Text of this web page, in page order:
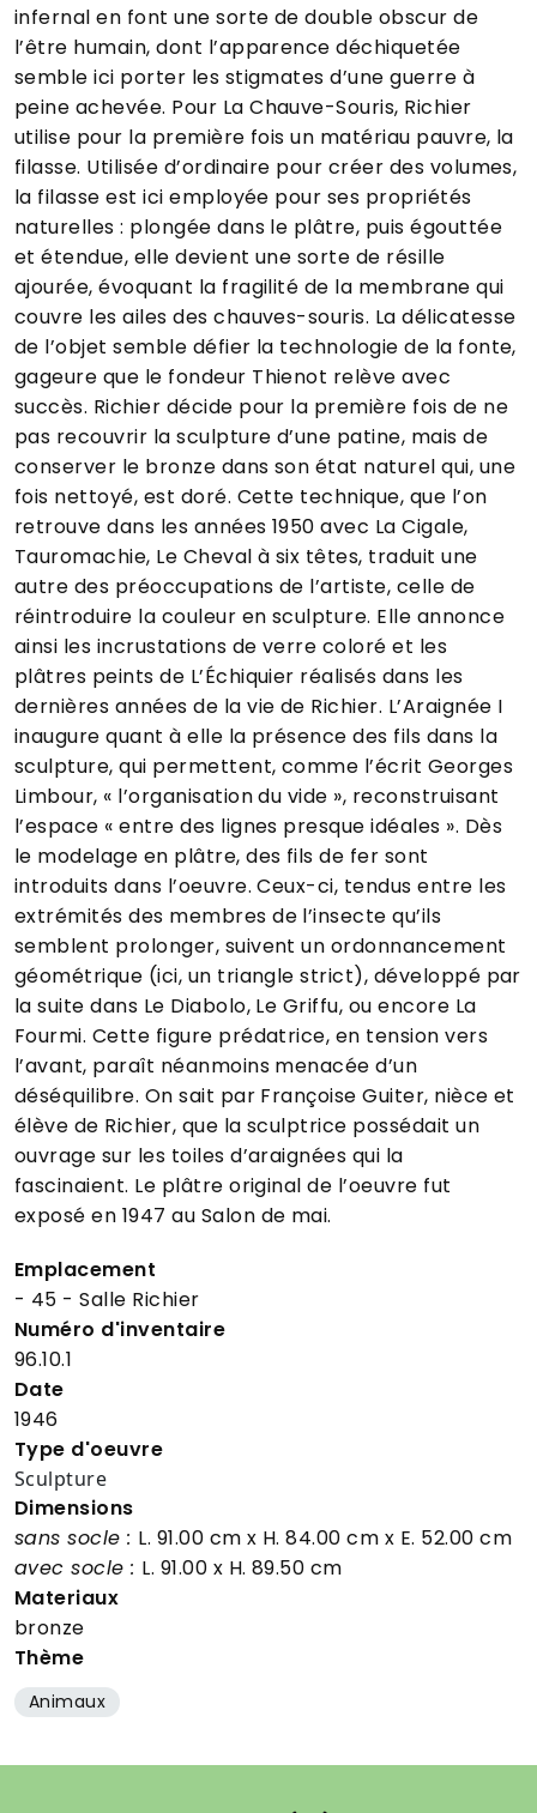
infernal en font une sorte de double obscur de
l’être humain, dont l’apparence déchiquetée
semble ici porter les stigmates d’une guerre à
peine achevée. Pour La Chauve-Souris, Richier
utilise pour la première fois un matériau pauvre, la
filasse. Utilisée d’ordinaire pour créer des volumes,
la filasse est ici employée pour ses propriétés
naturelles : plongée dans le plâtre, puis égouttée
et étendue, elle devient une sorte de résille
ajourée, évoquant la fragilité de la membrane qui
couvre les ailes des chauves-souris. La délicatesse
de l’objet semble défier la technologie de la fonte,
gageure que le fondeur Thienot relève avec
succès. Richier décide pour la première fois de ne
pas recouvrir la sculpture d’une patine, mais de
conserver le bronze dans son état naturel qui, une
fois nettoyé, est doré. Cette technique, que l’on
retrouve dans les années 1950 avec La Cigale,
Tauromachie, Le Cheval à six têtes, traduit une
autre des préoccupations de l’artiste, celle de
réintroduire la couleur en sculpture. Elle annonce
ainsi les incrustations de verre coloré et les
plâtres peints de L’Échiquier réalisés dans les
dernières années de la vie de Richier. L’Araignée I
inaugure quant à elle la présence des fils dans la
sculpture, qui permettent, comme l’écrit Georges
Limbour, « l’organisation du vide », reconstruisant
l’espace « entre des lignes presque idéales ». Dès
le modelage en plâtre, des fils de fer sont
introduits dans l’oeuvre. Ceux-ci, tendus entre les
extrémités des membres de l’insecte qu’ils
semblent prolonger, suivent un ordonnancement
géométrique (ici, un triangle strict), développé par
la suite dans Le Diabolo, Le Griffu, ou encore La
Fourmi. Cette figure prédatrice, en tension vers
l’avant, paraît néanmoins menacée d’un
déséquilibre. On sait par Françoise Guiter, nièce et
élève de Richier, que la sculptrice possédait un
ouvrage sur les toiles d’araignées qui la
fascinaient. Le plâtre original de l’oeuvre fut
exposé en 1947 au Salon de mai.
Emplacement
- 45 - Salle Richier
Numéro d'inventaire
96.10.1
Date
1946
Type d'oeuvre
Sculpture
Dimensions
sans socle : L. 91.00 cmx H. 84.00 cm x E. 52.00 cm
avec socle : L. 91.00 x H. 89.50 cm
Materiaux
bronze
Thème
Animaux